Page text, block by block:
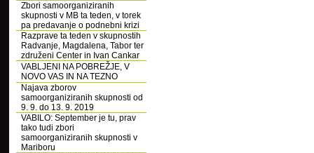
Zbori samoorganiziranih
skupnosti v MB ta teden, v torek
pa predavanje o podnebni krizi
Razprave ta teden v skupnostih
Radvanje, Magdalena, Tabor ter
združeni Center in Ivan Cankar
VABLJENI NA POBREŽJE, V
NOVO VAS IN NA TEZNO
Najava zborov
samoorganiziranih skupnosti od
9. 9. do 13. 9. 2019
VABILO: September je tu, prav
tako tudi zbori
samoorganiziranih skupnosti v
Mariboru